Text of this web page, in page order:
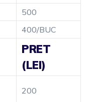
500
400/BUC
PRET
(LEI)
200